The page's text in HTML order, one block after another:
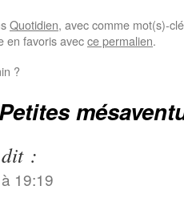
Quotidien, avec comme mot(s)-
en favoris avecce permalien.
?
Petites
dit :
19:19